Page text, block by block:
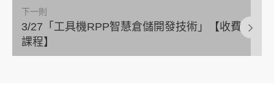
下一則
3/27「工具機RPP智慧倉儲開發技術」【收費
課程】